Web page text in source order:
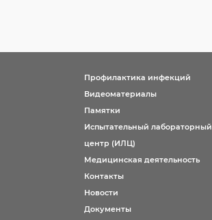
Профилактика инфекций
Видеоматериалы
Памятки
Испытательный лабораторный
центр (ИЛЦ)
Медицинская деятельность
Контакты
Новости
Документы